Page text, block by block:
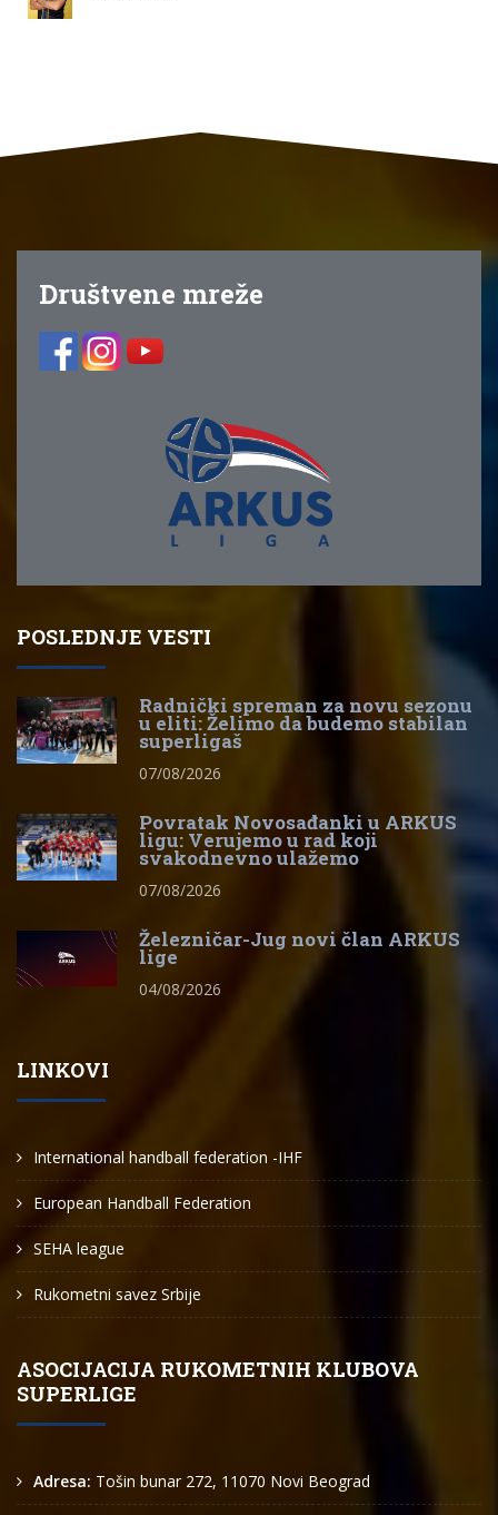
Društvene mreže
POSLEDNJE VESTI
Radnički spreman za novu sezonu
u eliti: Želimo da budemo stabilan
superligaš
07/08/2026
Povratak Novosađanki u ARKUS
ligu: Verujemo u rad koji
svakodnevno ulažemo
07/08/2026
Železničar-Jug novi član ARKUS
lige
04/08/2026
LINKOVI
International handball federation -IHF
European Handball Federation
SEHA league
Rukometni savez Srbije
ASOCIJACIJA RUKOMETNIH KLUBOVA
SUPERLIGE
Adresa: Tošin bunar 272, 11070 Novi Beograd